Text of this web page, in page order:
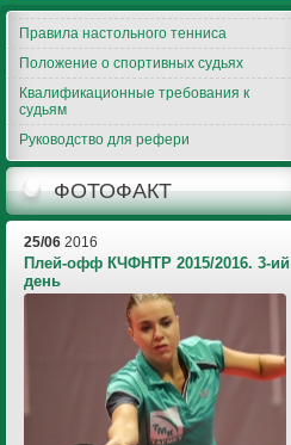
Правила настольного тенниса
Положение о спортивных судьях
Квалификационные требования к
судьям
Руководство для рефери
ФОТОФАКТ
25/06 2016
Плей-офф КЧФНТР 2015/2016. 3-ий
день